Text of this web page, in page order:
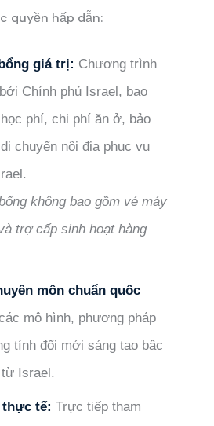
quyền hấp dẫn:
giá trị: Chương trình
Chính phủ Israel, bao
phí, chi phí ăn ở, bảo
chuyển nội địa phục vụ
không bao gồm vé máy
trợ cấp sinh hoạt hàng
môn chuẩn quốc
mô hình, phương pháp
tính đổi mới sáng tạo bậc
Israel.
thực tế: Trực tiếp tham